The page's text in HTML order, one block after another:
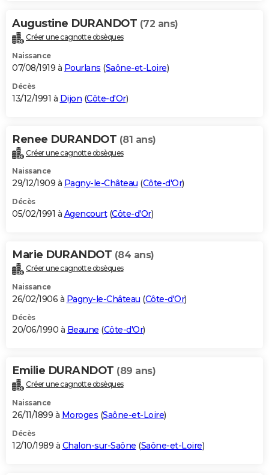
Augustine DURANDOT (72 ans)
Créer une cagnotte obsèques
Naissance
07/08/1919 à Pourlans (Saône-et-Loire)
Décès
13/12/1991 à Dijon (Côte-d'Or)
Renee DURANDOT (81 ans)
Créer une cagnotte obsèques
Naissance
29/12/1909 à Pagny-le-Château (Côte-d'Or)
Décès
05/02/1991 à Agencourt(Côte-d'Or)
Marie DURANDOT (84 ans)
Créer une cagnotte obsèques
Naissance
26/02/1906 à Pagny-le-Château (Côte-d'Or)
Décès
20/06/1990 à Beaune (Côte-d'Or)
Emilie DURANDOT (89 ans)
Créer une cagnotte obsèques
Naissance
26/11/1899 à Moroges (Saône-et-Loire)
Décès
12/10/1989 à Chalon-sur-Saône (Saône-et-Loire)